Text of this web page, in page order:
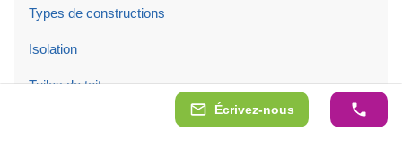
Écrivez-nous
Types de constructions
Isolation
Tuiles de toit